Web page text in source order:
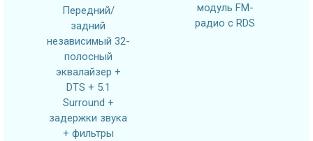
Передний/
задний
независимый 32-
полосный
эквалайзер +
DTS + 5.1
Surround +
задержки звука
+ фильтры
модуль FM-
радио с RDS